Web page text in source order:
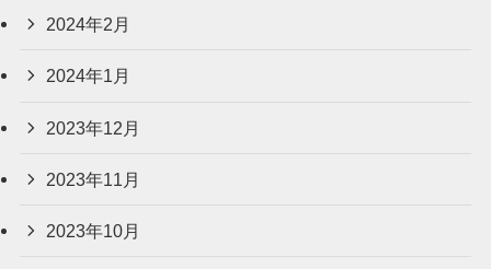
2024年2月
2024年1月
2023年12月
2023年11月
2023年10月